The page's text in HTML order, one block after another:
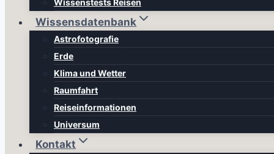
Wissenstests Reisen
Wissensdatenbank
Astrofotografie
Erde
Klima und Wetter
Raumfahrt
Reiseinformationen
Universum
Kontakt